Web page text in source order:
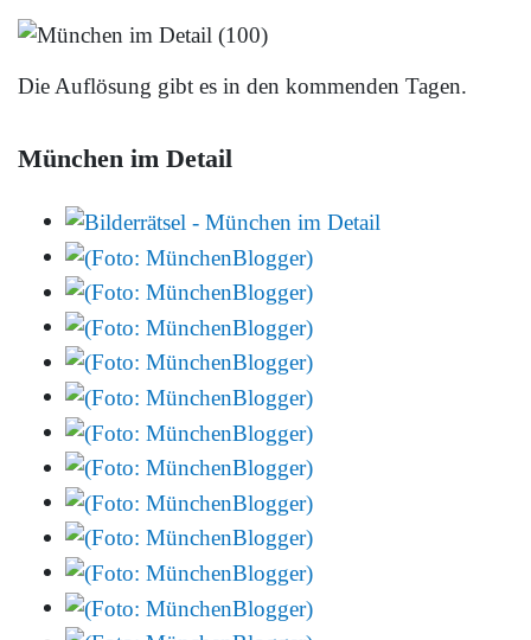
Die Auflösung gibt es in den kommenden Tagen.
München im Detail